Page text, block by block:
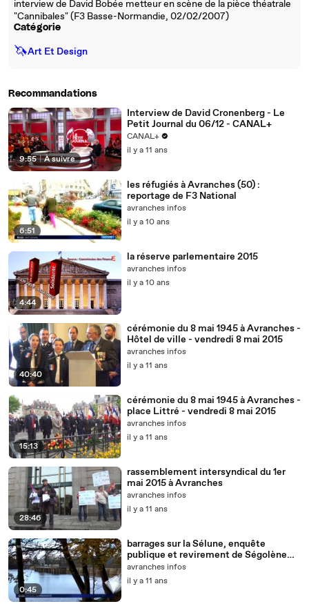
interview de David Bobée metteur en scène de la pièce théatrale
"Cannibales" (F3 Basse-Normandie, 02/02/2007)
Catégorie
🦄Art Et Design
Recommandations
9:55 | À suivre
Interview de David Cronenberg - Le
Petit Journal du 06/12 - CANAL+
CANAL+
il y a 11 ans
6:51
les réfugiés à Avranches (50) :
reportage de F3 National
avranches infos
il y a 10 ans
4:44
la réserve parlementaire 2015
avranches infos
il y a 10 ans
40:40
cérémonie du 8 mai 1945 à Avranches -
Hôtel de ville - vendredi 8 mai 2015
avranches infos
il y a 11 ans
15:13
cérémonie du 8 mai 1945 à Avranches -
place Littré - vendredi 8 mai 2015
avranches infos
il y a 11 ans
28:46
rassemblement intersyndical du 1er
mai 2015 à Avranches
avranches infos
il y a 11 ans
0:45
barrages sur la Sélune, enquête
publique et revirement de Ségolène
Royale - décembre 2014
avranches infos
il y a 11 ans